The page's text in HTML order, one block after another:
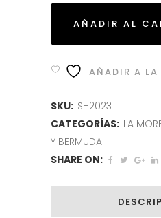
AÑADIR AL
AÑADIR A LA
SKU: SH2023
CATEGORÍAS: LA
Y BERMUDA
SHARE ON: